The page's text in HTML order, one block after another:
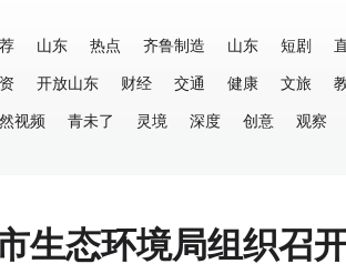
山东 热点 齐鲁制造 山东 短剧
开放山东 财经 交通 健康 文旅
视频
青未了 灵境 深度 创意 观察
生态环境局组织召